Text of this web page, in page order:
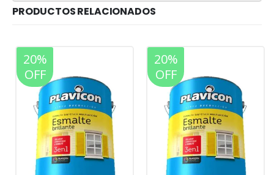
PRODUCTOS RELACIONADOS
20%
OFF
20%
OFF